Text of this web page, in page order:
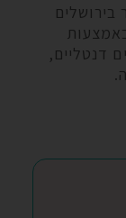
דנטליים,